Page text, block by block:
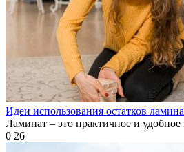
Идеи использования остатков
Ламинат – это практичное и
0 26